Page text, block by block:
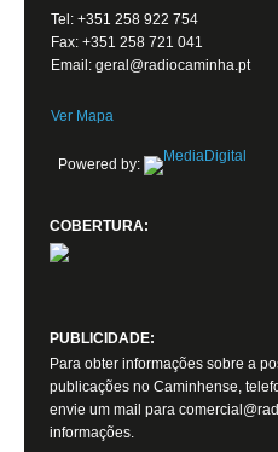
Tel: +351 258 922 754
Fax: +351 258 721 041
Email: geral@radiocaminha.pt
Ver Mapa
Powered by:
COBERTURA:
PUBLICIDADE:
Para obter informações sobre a
publicações no Caminhense,
envie um mail para
informações.